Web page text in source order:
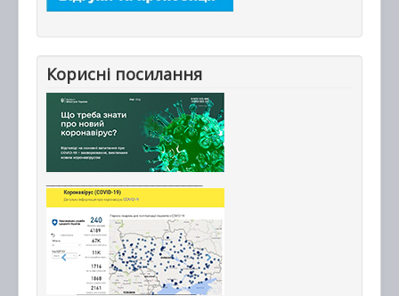
Корисні посилання